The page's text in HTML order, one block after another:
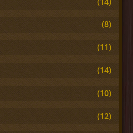
(8)
(11)
(14)
(10)
(12)